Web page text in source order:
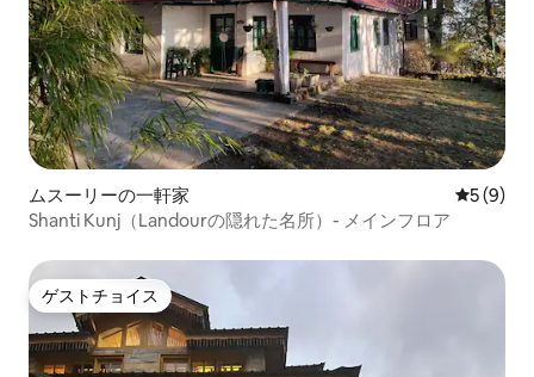
ムスーリーの一軒家 レビュー
5 (9)
Shanti Kunj（Landourの隠れた名所）- メインフロア
ゲストチョイス
ゲストチョイス